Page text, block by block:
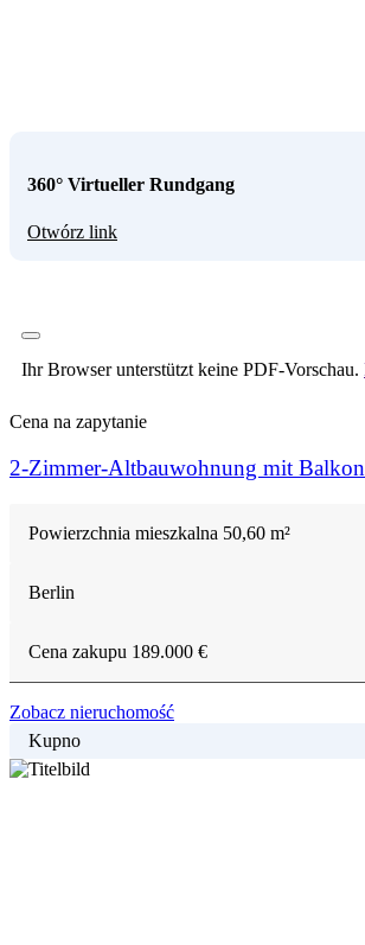
360° Virtueller Rundgang
Otwórz link
Ihr Browser unterstützt keine PDF-Vorschau.
Cena na zapytanie
2-Zimmer-Altbauwohnung mit
Powierzchnia mieszkalna 50,60 m²
Berlin
Cena zakupu 189.000 €
Zobacz nieruchomość
Kupno